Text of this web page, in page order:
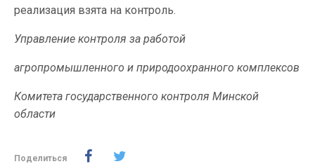
реализация взята на контроль.
Управление контроля за работой
агропромышленного и природоохранного комплексов
Комитета государственного контроля Минской
области
Поделиться